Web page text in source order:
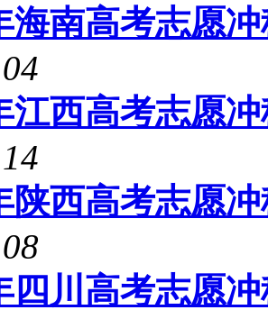
海南高考志愿
江西高考志愿
陕西高考志愿
四川高考志愿